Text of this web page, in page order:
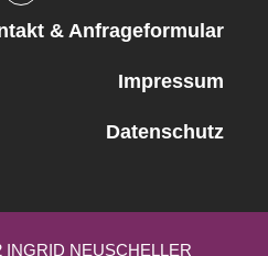
& Anfrageformular
Impressum
Datenschutz
NEUSCHELLER